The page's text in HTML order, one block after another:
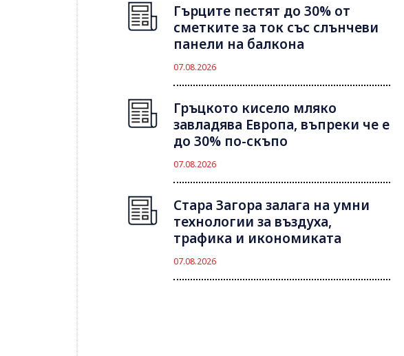
Гърците пестят до 30% от
сметките за ток със слънчеви
панели на балкона
07.08.2026
Гръцкото кисело мляко
завладява Европа, въпреки че е
до 30% по-скъпо
07.08.2026
Стара Загора залага на умни
технологии за въздуха,
трафика и икономиката
07.08.2026